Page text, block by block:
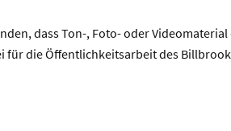
dass Ton-, Foto- oder
die Öffentlichkeitsarbeit des